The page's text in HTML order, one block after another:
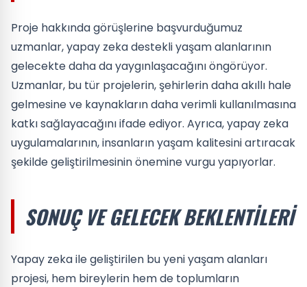
Proje hakkında görüşlerine başvurduğumuz
uzmanlar, yapay zeka destekli yaşam alanlarının
gelecekte daha da yaygınlaşacağını öngörüyor.
Uzmanlar, bu tür projelerin, şehirlerin daha akıllı hale
gelmesine ve kaynakların daha verimli kullanılmasına
katkı sağlayacağını ifade ediyor. Ayrıca, yapay zeka
uygulamalarının, insanların yaşam kalitesini artıracak
şekilde geliştirilmesinin önemine vurgu yapıyorlar.
SONUÇ VE GELECEK BEKLENTILERI
Yapay zeka ile geliştirilen bu yeni yaşam alanları
projesi, hem bireylerin hem de toplumların